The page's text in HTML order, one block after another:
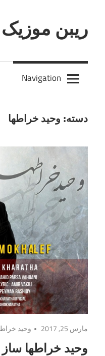
content
ریبن موزیک
mp3
جدید
Navigation
دسته: وحید خراطها
مارس 25, 2017 وحید
وحید خراطها